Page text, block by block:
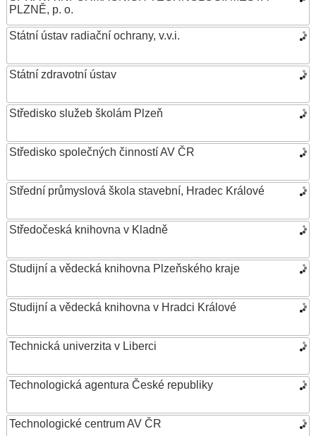
PLZNĚ, p. o.
Státní ústav radiační ochrany, v.v.i.
Státní zdravotní ústav
Středisko služeb školám Plzeň
Středisko společných činností AV ČR
Střední průmyslová škola stavební, Hradec Králové
Středočeská knihovna v Kladně
Studijní a vědecká knihovna Plzeňského kraje
Studijní a vědecká knihovna v Hradci Králové
Technická univerzita v Liberci
Technologická agentura České republiky
Technologické centrum AV ČR